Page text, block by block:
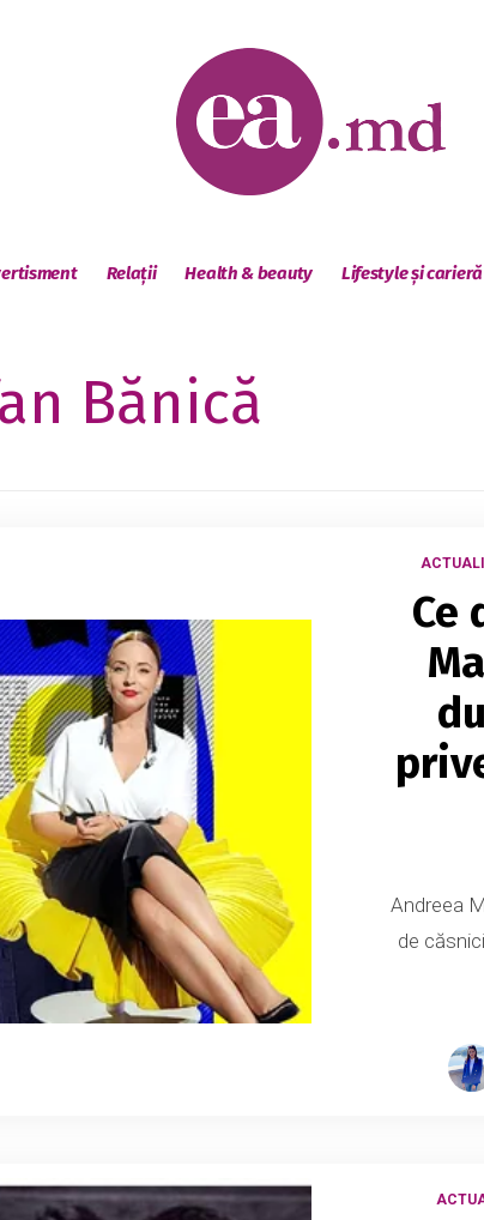
Relații Health & beauty Lifestyle și carieră
Bănică
Ce
Andreea
de